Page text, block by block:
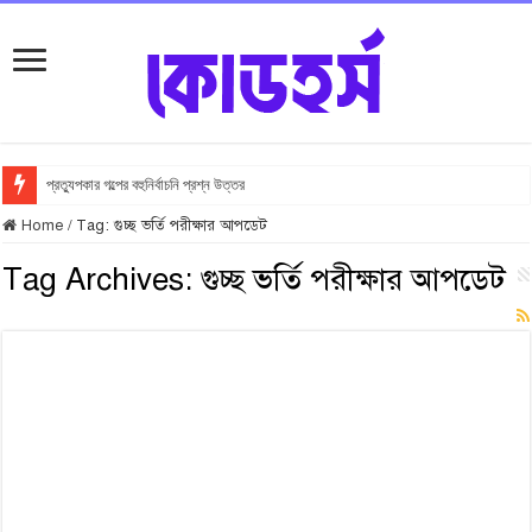
প্রত্যুপকার গল্পের বহুনির্বাচনি প্রশ্ন উত্তর
Home / Tag:গুচ্ছ ভর্তি পরীক্ষার আপডেট
Tag Archives:গুচ্ছ ভর্তি পরীক্ষার আপডেট